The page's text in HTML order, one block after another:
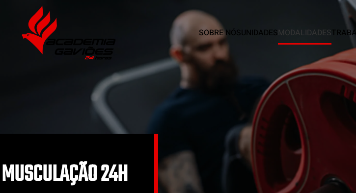
Skip to main content SOBRE NÓSUNIDADESMODALIDADES
MUSCULAÇÃO 24H